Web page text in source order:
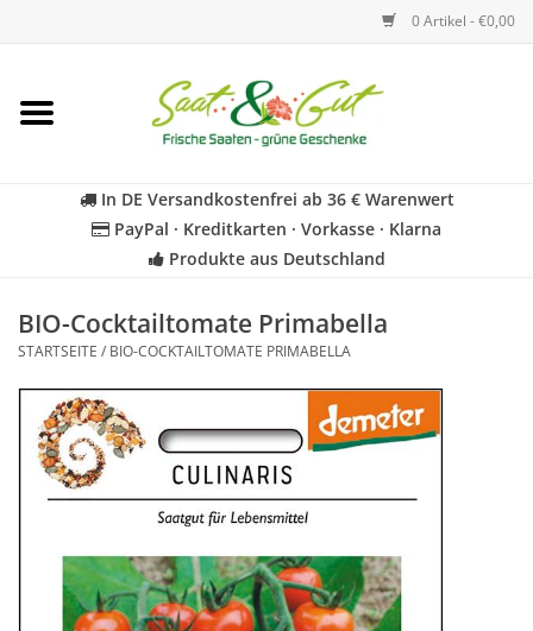
0 Artikel - €0,00
Startseite
Kräuter
Für Kinder
Katalog
In DE Versandkostenfrei ab 36 € Warenwert
PayPal · Kreditkarten · Vorkasse · Klarna
Produkte aus Deutschland
BIO-Cocktailtomate Primabella
STARTSEITE / BIO-COCKTAILTOMATE PRIMABELLA